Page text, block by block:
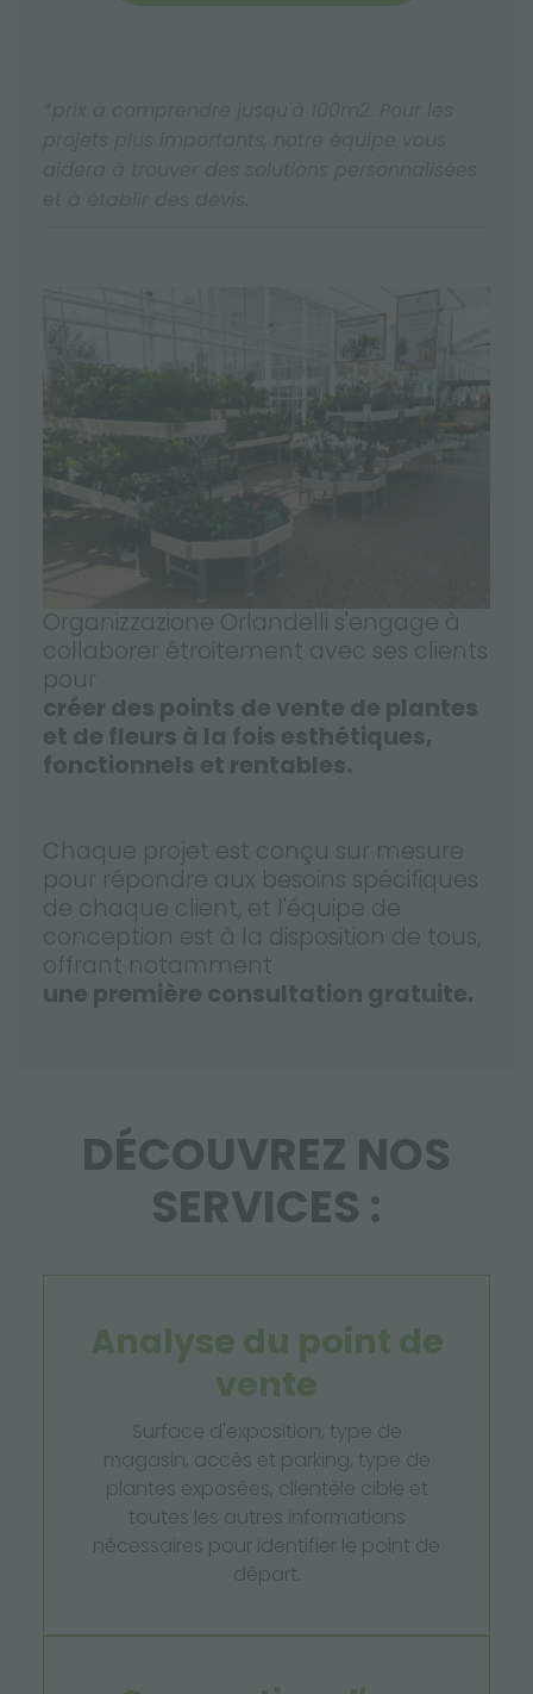
Organizzazione Orlandelli s'engage à
collaborer étroitement avec ses clients
pour
créer des points de vente de plantes
et de fleurs à la fois esthétiques,
fonctionnels et rentables.
Chaque projet est conçu sur mesure
pour répondre aux besoins spécifiques
de chaque client, et l'équipe de
conception est à la disposition de tous,
offrant notamment
une première consultation gratuite.
DÉCOUVREZ NOS
SERVICES :
Analyse du point de
vente
Surface d'exposition, type de
magasin, accès et parking, type de
plantes exposées, clientèle cible et
toutes les autres informations
nécessaires pour identifier le point de
départ.